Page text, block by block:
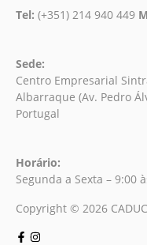
Tel: (+351) 214 940 449
Sede:
Centro Empresarial
Albarraque (Av. Pedro
Portugal
Horário:
Segunda a Sexta – 9:00
Copyright © 2026